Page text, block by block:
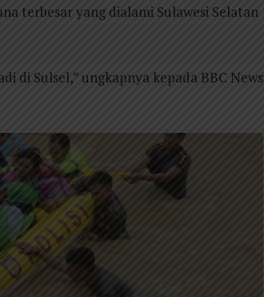
terbesar yang dialami Sulawesi Selatan
di Sulsel,” ungkapnya kepada BBC News